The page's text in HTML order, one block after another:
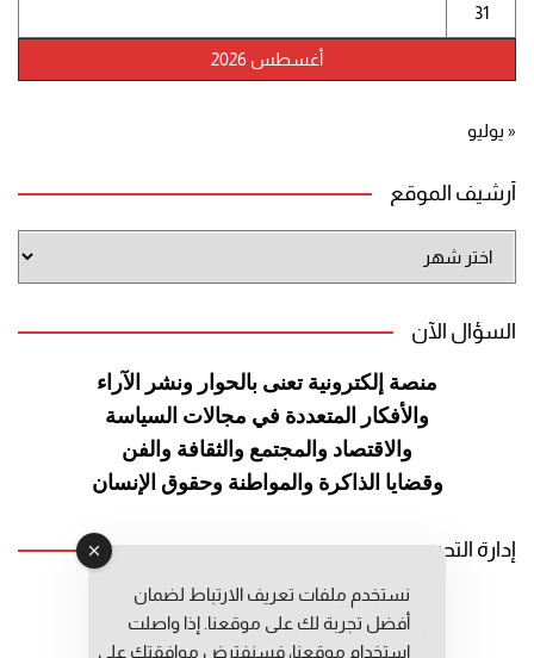
أغسطس 2026
31
« يوليو
أرشيف الموقع
الموقع
السؤال الآن
منصة إلكترونية تعنى بالحوار ونشر الآراء
والأفكار المتعددة في مجالات السياسة
والاقتصاد والمجتمع والثقافة والفن
وقضايا الذاكرة والمواطنة وحقوق الإنسان
إدارة التحرير
رئيس التحرير: عبد الرحيم التوراني
رئيس التحرير المساعد: المعطي قبال
نستخدم ملفات تعريف الارتباط لضمان
أفضل تجربة لك على موقعنا. إذا واصلت
استخدام موقعنا، فسنفترض موافقتك على